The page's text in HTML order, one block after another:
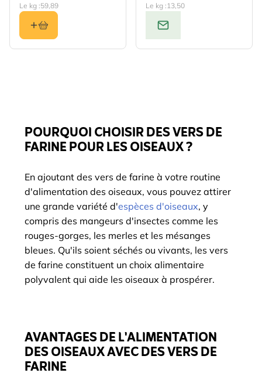
Le kg :59,89 Le kg :13,50
POURQUOI CHOISIR DES VERS DE
FARINE POUR LES OISEAUX ?
En ajoutant des vers de farine à votre routine
d'alimentation des oiseaux, vous pouvez attirer
une grande variété d'espèces d'oiseaux, y
compris des mangeurs d'insectes comme les
rouges-gorges, les merles et les mésanges
bleues. Qu'ils soient séchés ou vivants, les vers
de farine constituent un choix alimentaire
polyvalent qui aide les oiseaux à prospérer.
AVANTAGES DE L'ALIMENTATION
DES OISEAUX AVEC DES VERS DE
FARINE